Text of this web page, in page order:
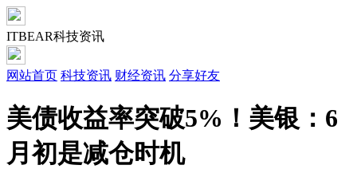
ITBEAR科技资讯
网站首页 科技资讯 财经资讯 分享好友
美债收益率突破5%！美银：6
月初是减仓时机